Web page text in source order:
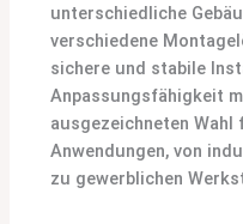
unterschiedliche
verschiedene
sichere und stabile
Anpassungsfähigkeit
ausgezeichneten
Anwendungen, von
zu gewerblichen